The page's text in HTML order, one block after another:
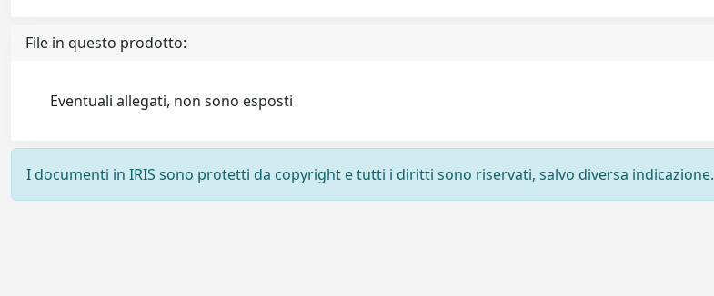
File in questo prodotto:
Eventuali allegati, non sono esposti
I documenti in IRIS sono protetti da copyright e tutti i diritti sono riservati, salvo diversa indicazione.